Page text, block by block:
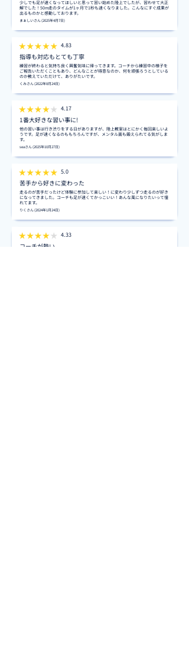
少しでも足が速くなってほしいと思って習い始めた陸上でしたが、習わせて大正
解でした！50m走のタイムが1ヶ月で1秒も速くなりました。こんなにすぐ成果が
出るものかと感動しております。
まぁしいさん (2025年4月7日)
4.83
指導も対応もとても丁寧
練習が終わると気持ち良く興奮気味に帰ってきます。コーチから練習中の様子を
ご報告いただくこともあり、どんなことが得意なのか、何を頑張ろうとしている
のか教えていただけて、ありがたいです。
くみさん (2022年8月24日)
4.17
1番大好きな習い事に!
他の習い事は行き渋りをする日がありますが、陸上教室はとにかく毎回楽しいよ
うです。足が速くなるのももちろんですが、メンタル面も鍛えられてる気がしま
す。
seaさん (2025年10月27日)
5.0
苦手から好きに変わった
走るのが苦手だったけど体験に参加して楽しい！に変わり少しずつ走るのが好き
になってきました。コーチも足が速くてかっこいい！あんな風になりたいって憧
れてます。
りくさん (2024年1月24日)
4.33
コーチが熱い